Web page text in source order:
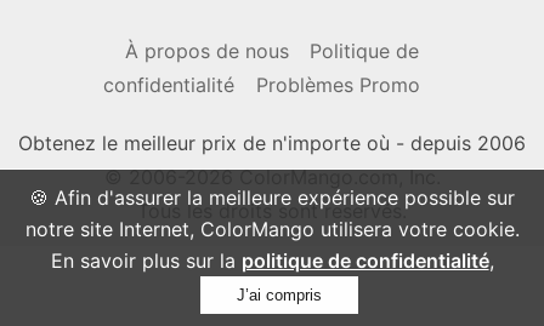
🍪 Afin d'assurer la meilleure expérience possible sur
notre site Internet, ColorMango utilisera votre cookie.
En savoir plus sur la politique de confidentialité,
J’ai compris
À propos de nous
Politique de
confidentialité
Problèmes Promo
Obtenez le meilleur prix de n'importe où - depuis 2006
© 2006-2026 ColorMango.com, Inc.
Tous les droits sont réservés.